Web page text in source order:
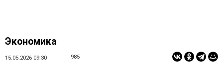
Экономика
15.05.2026 09:30 985